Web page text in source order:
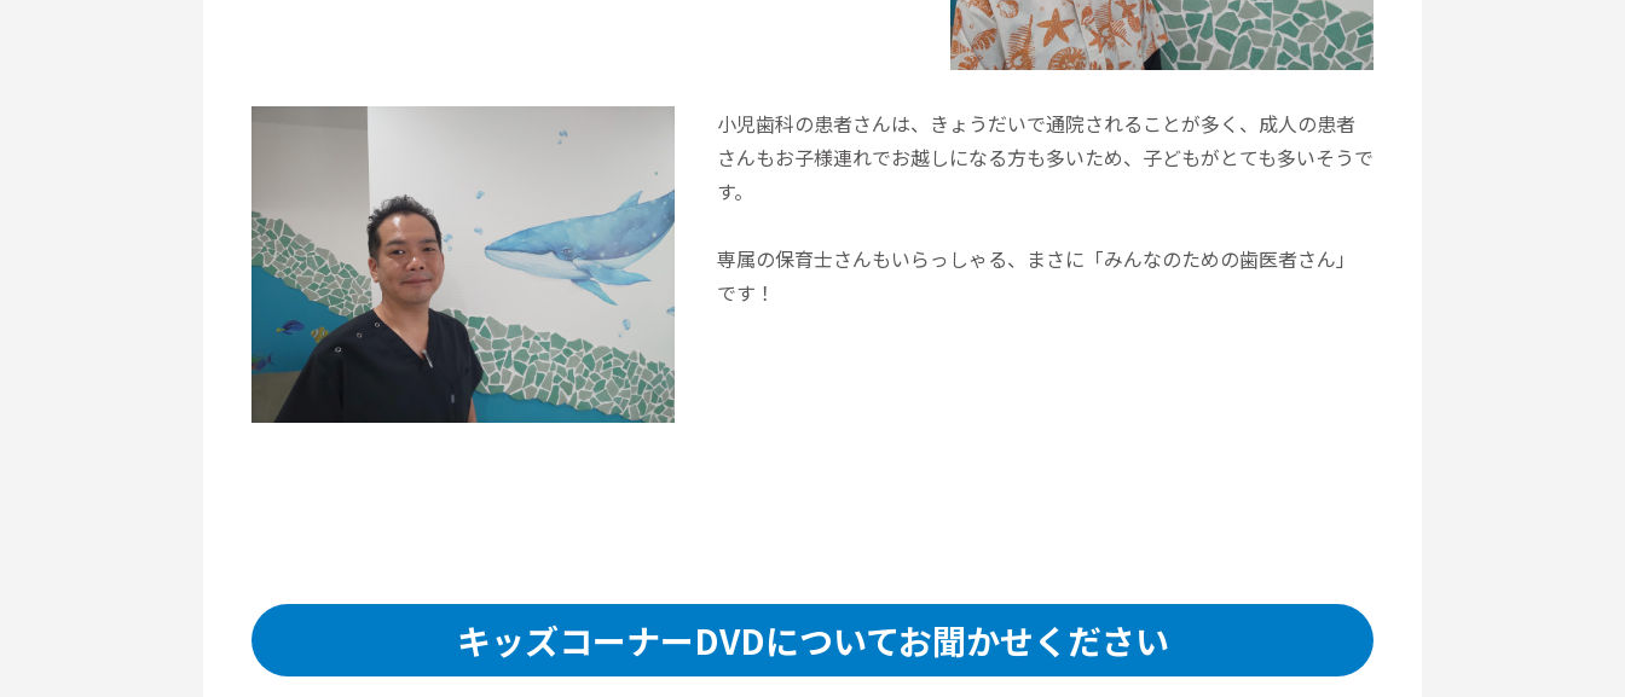
小児歯科の患者さんは、きょうだいで通院されることが多く、成人の患者
さんもお子様連れでお越しになる方も多いため、子どもがとても多いそうで
す。
専属の保育士さんもいらっしゃる、まさに「みんなのための歯医者さん」
です！
キッズコーナーDVDについてお聞かせください